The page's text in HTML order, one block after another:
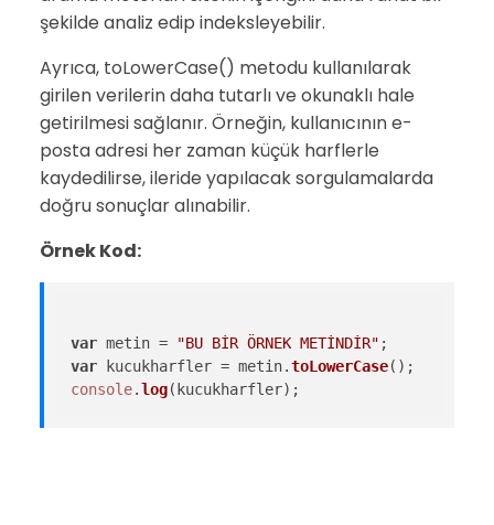
şekilde analiz edip indeksleyebilir.
Ayrıca, toLowerCase() metodu kullanılarak
girilen verilerin daha tutarlı ve okunaklı hale
getirilmesi sağlanır. Örneğin, kullanıcının e-
posta adresi her zaman küçük harflerle
kaydedilirse, ileride yapılacak sorgulamalarda
doğru sonuçlar alınabilir.
Örnek Kod:
var metin = "BU BİR ÖRNEK METİNDİR"
var kucukharfler = metin.toLowerCase
console.log